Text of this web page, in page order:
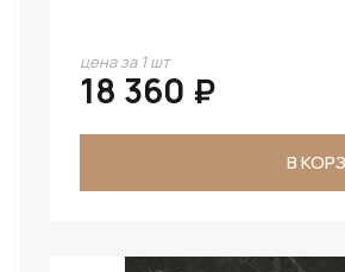
цена за 1 шт
18 360 ₽
В